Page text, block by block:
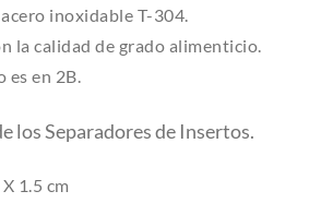
inoxidable T-304.
la calidad de grado alimenticio.
es en 2B.
los Separadores de Insertos.
1.5 cm